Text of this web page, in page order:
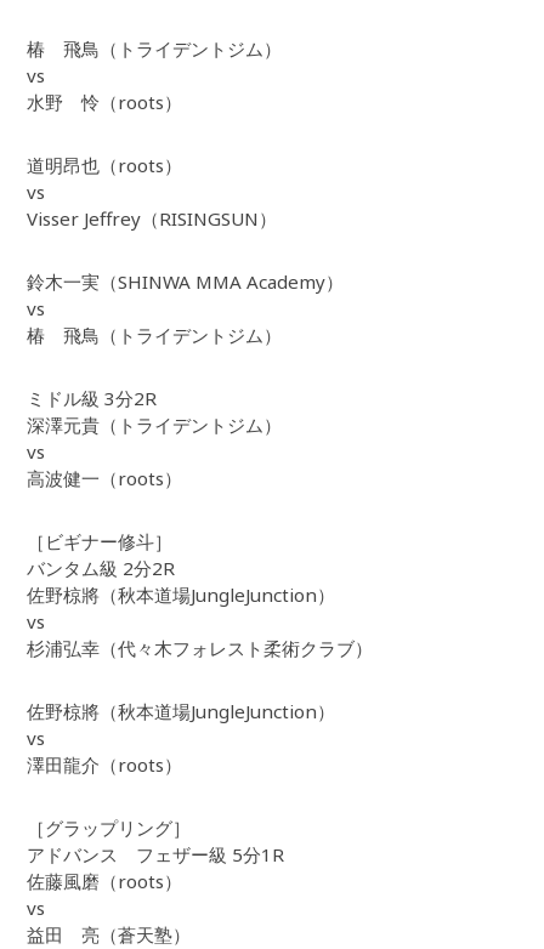
椿 飛鳥（トライデントジム）
vs
水野 怜（roots）
道明昂也（roots）
vs
Visser Jeffrey（RISINGSUN）
鈴木一実（SHINWA MMA Academy）
vs
椿 飛鳥（トライデントジム）
ミドル級 3分2R
深澤元貴（トライデントジム）
vs
高波健一（roots）
［ビギナー修斗］
バンタム級 2分2R
佐野椋將（秋本道場JungleJunction）
vs
杉浦弘幸（代々木フォレスト柔術クラブ）
佐野椋將（秋本道場JungleJunction）
vs
澤田龍介（roots）
［グラップリング］
アドバンス フェザー級 5分1R
佐藤風磨（roots）
vs
益田 亮（蒼天塾）